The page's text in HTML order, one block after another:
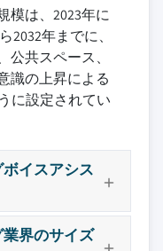
力
Inc.
模は、2023年に
2032年までに、
共スペース、
識の上昇による
に設定されてい
イスアシス
界のサイズ